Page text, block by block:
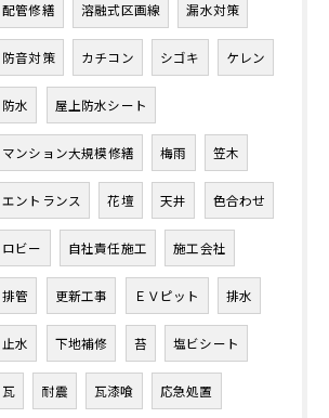
配管修繕 溶融式区画線 漏水対策
防音対策 カチコン シゴキ ケレン
防水 屋上防水シート
マンション大規模修繕 梅雨 笠木
エントランス 花壇 天井 色合わせ
ロビー 自社責任施工 施工会社
排管 更新工事 ＥＶピット 排水
止水 下地補修 苔 塩ビシート
瓦 耐震 瓦漆喰 応急処置
お問い合わせはこちら